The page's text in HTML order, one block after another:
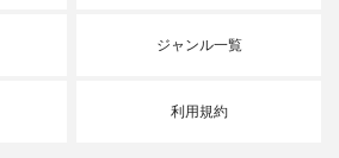
ジャンル一覧
利用規約